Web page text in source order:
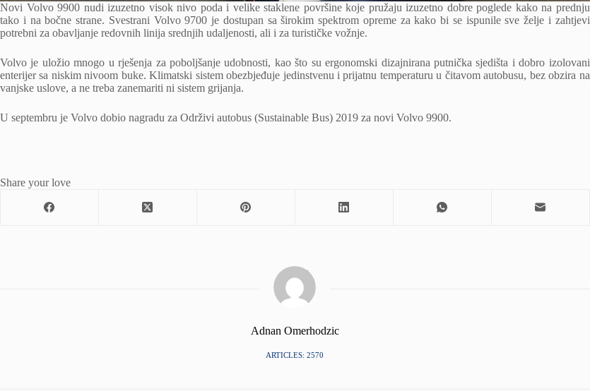
Novi Volvo 9900 nudi izuzetno visok nivo poda i velike staklene površine koje pružaju izuzetno dobre poglede kako na prednju
tako i na bočne strane. Svestrani Volvo 9700 je dostupan sa širokim spektrom opreme za kako bi se ispunile sve želje i zahtjevi
potrebni za obavljanje redovnih linija srednjih udaljenosti, ali i za turističke vožnje.
Volvo je uložio mnogo u rješenja za poboljšanje udobnosti, kao što su ergonomski dizajnirana putnička sjedišta i dobro izolovani
enterijer sa niskim nivoom buke. Klimatski sistem obezbjeđuje jedinstvenu i prijatnu temperaturu u čitavom autobusu, bez obzira na
vanjske uslove, a ne treba zanemariti ni sistem grijanja.
U septembru je Volvo dobio nagradu za Održivi autobus (Sustainable Bus) 2019 za novi Volvo 9900.
Share your love
Adnan Omerhodzic
ARTICLES: 2570